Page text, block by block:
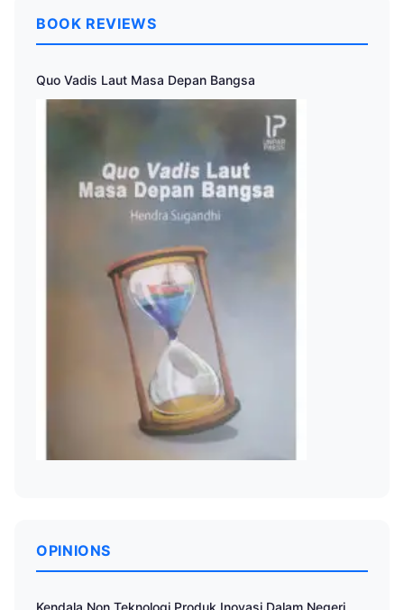
BOOK REVIEWS
Quo Vadis Laut Masa Depan Bangsa
OPINIONS
Kendala Non Teknologi Produk Inovasi Dalam Negeri